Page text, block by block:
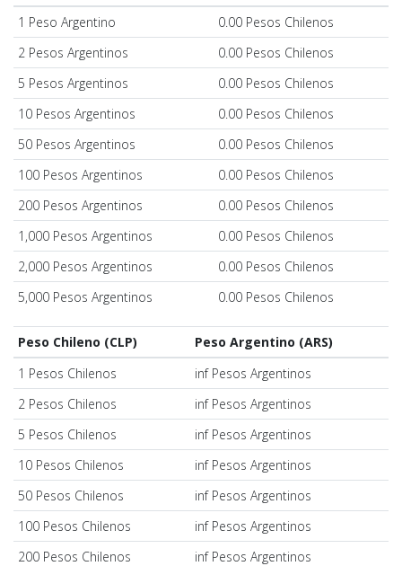
1 Peso Argentino
0.00 Pesos Chilenos
2 Pesos Argentinos
0.00 Pesos Chilenos
5 Pesos Argentinos
0.00 Pesos Chilenos
10 Pesos Argentinos
0.00 Pesos Chilenos
50 Pesos Argentinos
0.00 Pesos Chilenos
100 Pesos Argentinos
0.00 Pesos Chilenos
200 Pesos Argentinos
0.00 Pesos Chilenos
1,000 Pesos Argentinos
0.00 Pesos Chilenos
2,000 Pesos Argentinos
0.00 Pesos Chilenos
5,000 Pesos Argentinos
0.00 Pesos Chilenos
Peso Chileno (CLP)
Peso Argentino (ARS)
1 Pesos Chilenos
inf Pesos Argentinos
2 Pesos Chilenos
inf Pesos Argentinos
5 Pesos Chilenos
inf Pesos Argentinos
10 Pesos Chilenos
inf Pesos Argentinos
50 Pesos Chilenos
inf Pesos Argentinos
100 Pesos Chilenos
inf Pesos Argentinos
200 Pesos Chilenos
inf Pesos Argentinos